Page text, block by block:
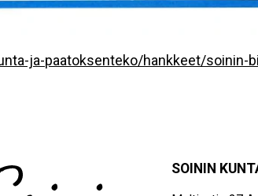
ja-paatoksenteko/hankkeet/soinin-
SOININ